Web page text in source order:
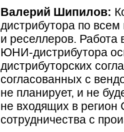
Валерий Шипилов:
дистрибутора по
и реселлеров. Работа
ЮНИ-дистрибутора
дистрибуторских
согласованных с
не планирует, и не
не входящих в регион
сотрудничества с